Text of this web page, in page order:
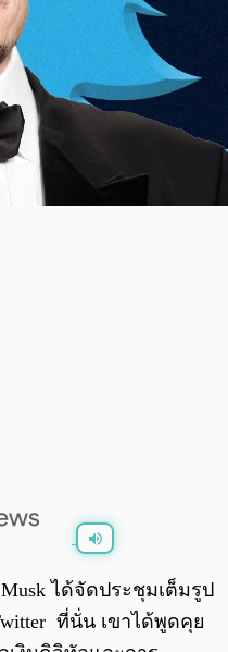
0:00
ได้จัดประชุมเต็มรูป
ที่นั่น เขาได้พูดคุย